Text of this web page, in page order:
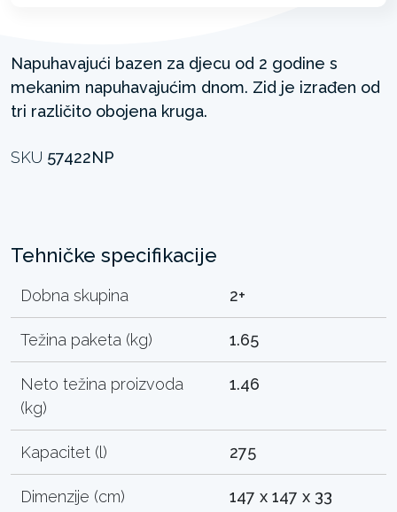
Napuhavajući bazen za djecu od 2 godine s
mekanim napuhavajućim dnom. Zid je izrađen od
tri različito obojena kruga.
SKU 57422NP
Tehničke specifikacije
Dobna skupina 2+
Težina paketa (kg) 1.65
Neto težina proizvoda
(kg)
1.46
Kapacitet (l) 275
Dimenzije (cm) 147 x 147 x 33